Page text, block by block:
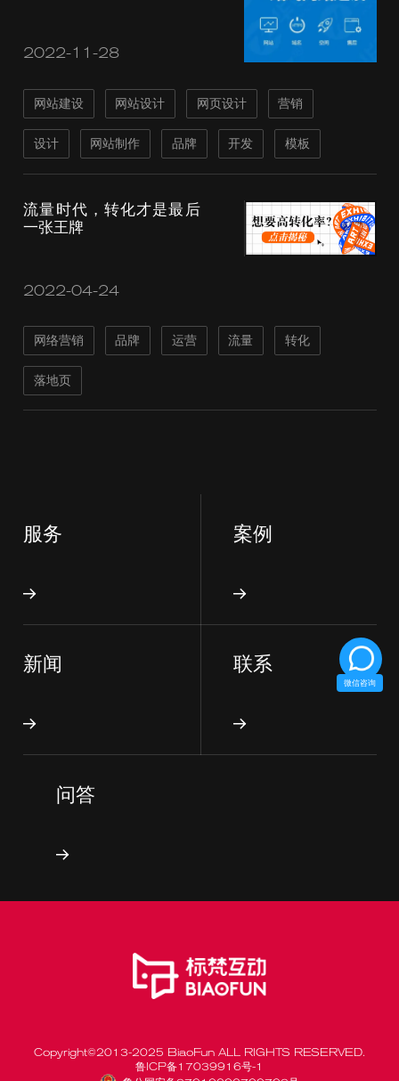
2022-11-28
网站建设 网站设计 网页设计 营销
设计 网站制作 品牌 开发 模板
流量时代，转化才是最后
一张王牌
2022-04-24
网络营销 品牌 运营 流量 转化
落地页
服务 案例
新闻 联系
问答
Copyright©2013-2025 BiaoFun ALL RIGHTS RESERVED.
鲁ICP备17039916号-1
微信咨询